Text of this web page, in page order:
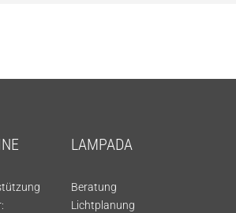
LAMPADA
Beratung
Lichtplanung